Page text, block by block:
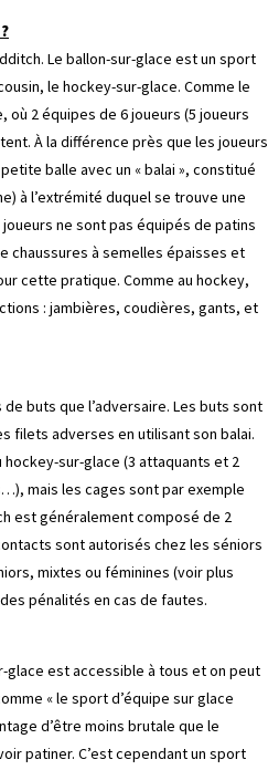
Le ballon-sur-glace est un sport
le hockey-sur-glace. Comme le
où 2 équipes de 6 joueurs (5 joueurs
À la différence près que les joueurs
balle avec un « balai », constitué
à l’extrémité duquel se trouve une
ne sont pas équipés de patins
chaussures à semelles épaisses et
cette pratique. Comme au hockey,
: jambières, coudières, gants, et
buts que l’adversaire. Les buts sont
filets adverses en utilisant son balai.
sur-glace (3 attaquants et 2
mais les cages sont par exemple
est généralement composé de 2
sont autorisés chez les séniors
mixtes ou féminines (voir plus
pénalités en cas de fautes.
glace est accessible à tous et on peut
« le sport d’équipe sur glace
d’être moins brutale que le
patiner. C’est cependant un sport